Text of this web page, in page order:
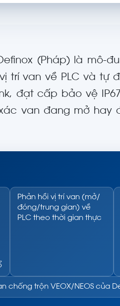
(Pháp) là mô-
van về PLC và tự
đạt cấp bảo vệ
van đang mở hay
Phản hồi vị trí van (mở/
đóng/trung gian) về
PLC theo thời gian thực
chống trộn VEOX/NEOS của